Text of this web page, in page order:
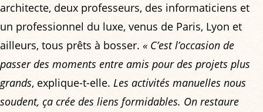
architecte, deux professeurs, des informaticiens et
un professionnel du luxe, venus de Paris, Lyon et
ailleurs, tous prêts à bosser. « C’est l’occasion de
passer des moments entre amis pour des projets plus
grands, explique-t-elle. Les activités manuelles nous
soudent, ça crée des liens formidables. On restaure